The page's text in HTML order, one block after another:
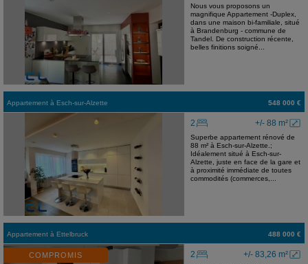
Nous vous proposons un
magnifique Appartement -Duplex,
dans une maison bi-familiale, situé
à Brandenburg - commune de
Tandel. De construction récente,
belles finitions soigné...
Appartement à Esch-sur-Alzette 548 000 €
+/- 88 m²
2
Superbe appartement rénové de
88 m² à Esch-sur-Alzette.;
Idéalement situé à Esch-sur-
Alzette, juste en face de la gare et
à proximité immédiate de toutes
commodités (commerces,...
Appartement à Ettelbruck 488 000 €
COMPROMIS +/- 83,26 m²
2